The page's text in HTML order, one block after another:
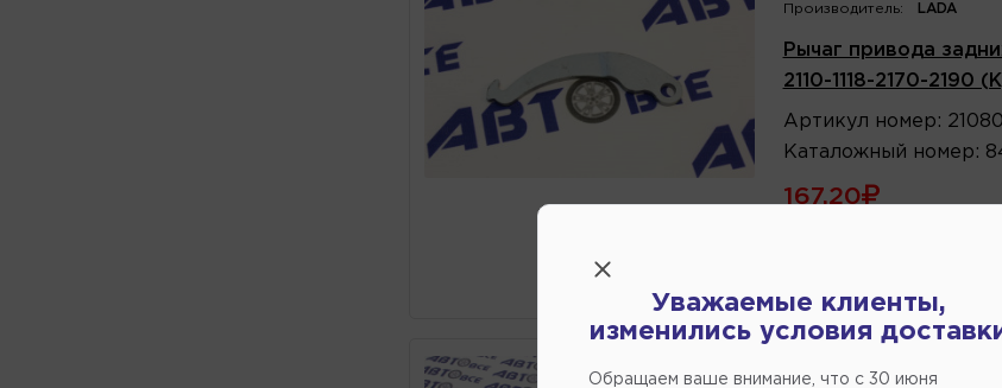
Производитель: LADA
Рычаг привода
2110-1118-2170-2190
Артикул номер :
Каталожный номер :
167.20
Производитель:
Уважаемые клиенты,
изменились условия
Обращаем ваше внимание, что c 30 июня